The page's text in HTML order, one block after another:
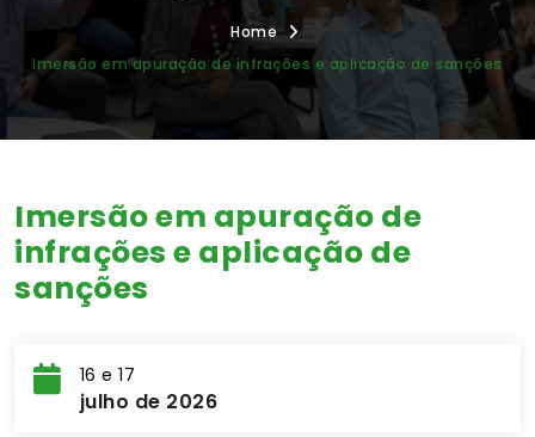
Home
Imersão em apuração de infrações e aplicação de sanções
Imersão em apuração de
infrações e aplicação de
sanções
16 e 17
julho de 2026